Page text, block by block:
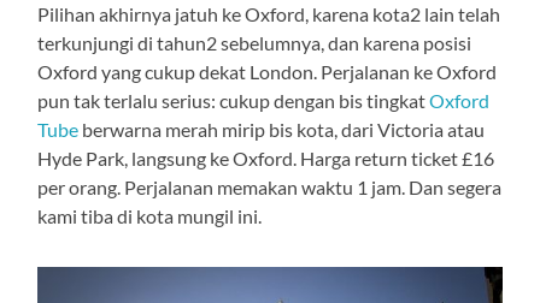
Pilihan akhirnya jatuh ke Oxford, karena kota2 lain telah
terkunjungi di tahun2 sebelumnya, dan karena posisi
Oxford yang cukup dekat London. Perjalanan ke Oxford
pun tak terlalu serius: cukup dengan bis tingkatOxford
Tube berwarna merah mirip bis kota, dari Victoria atau
Hyde Park, langsung ke Oxford. Harga return ticket £16
per orang. Perjalanan memakan waktu 1 jam. Dan segera
kami tiba di kota mungil ini.